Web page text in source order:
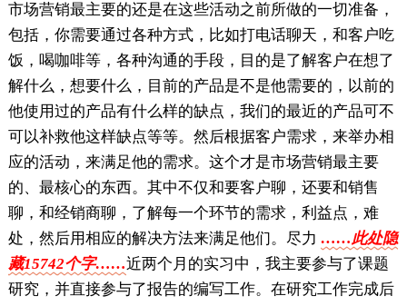
市场营销最主要的还是在这些活动之前所做的一切准备，
包括，你需要通过各种方式，比如打电话聊天，和客户吃
饭，喝咖啡等，各种沟通的手段，目的是了解客户在想了
解什么，想要什么，目前的产品是不是他需要的，以前的
他使用过的产品有什么样的缺点，我们的最近的产品可不
可以补救他这样缺点等等。然后根据客户需求，来举办相
应的活动，来满足他的需求。这个才是市场营销最主要
的、最核心的东西。其中不仅和要客户聊，还要和销售
聊，和经销商聊，了解每一个环节的需求，利益点，难
处，然后用相应的解决方法来满足他们。尽力 ……此处隐
藏15742个字……近两个月的实习中，我主要参与了课题
研究，并直接参与了报告的编写工作。在研究工作完成后